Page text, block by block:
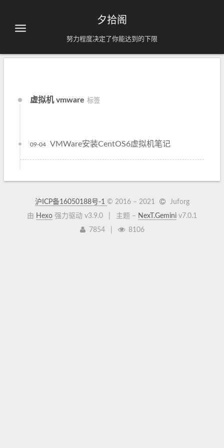
夕拾阁
努力程度决定了你能达到的下限
虚拟机 vmware 标签
VMWare安装CentOS6虚拟机笔记
09-04
沪ICP备16050188号-1 © 2016 – 2021
Juforg
由 Hexo 强力驱动 v3.9.0 主题 – NexT.Gemini v7.0.1
7854
8106